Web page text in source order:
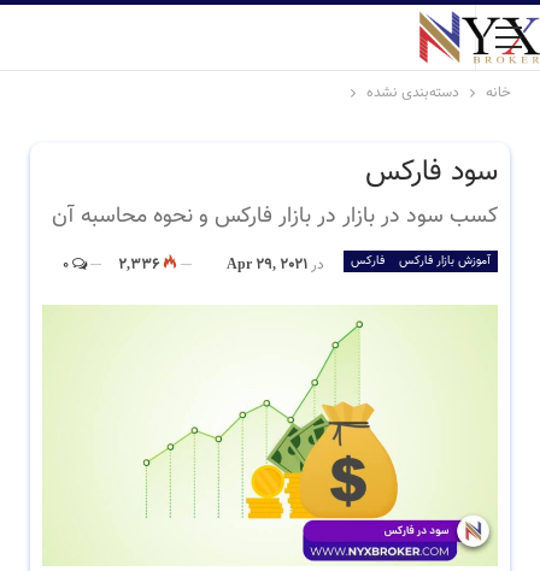
خانه دسته‌بندی نشده
سود فارکس
کسب سود در بازار در بازار فارکس و نحوه محاسبه آن
آموزش بازار فارکس فارکس در Apr 29, 2021
2,336